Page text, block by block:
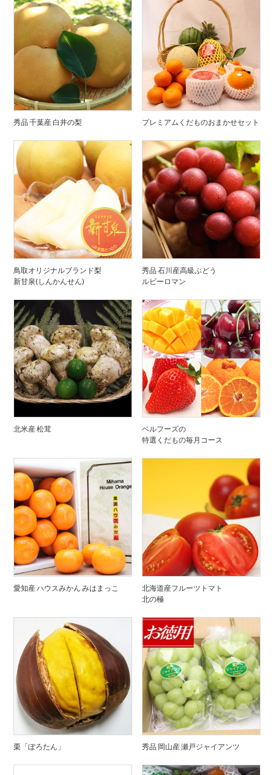
秀品 千葉産 白井の梨 プレミアムくだものおまかせセット
鳥取オリジナルブランド梨
新甘泉(しんかんせん)
秀品 石川産高級ぶどう
ルビーロマン
北米産 松茸
ベルフーズの
特選くだもの毎月コース
愛知産 ハウスみかん みはまっこ
北海道産フルーツトマト
北の極
栗「ぽろたん」 秀品 岡山産 瀬戸ジャイアンツ